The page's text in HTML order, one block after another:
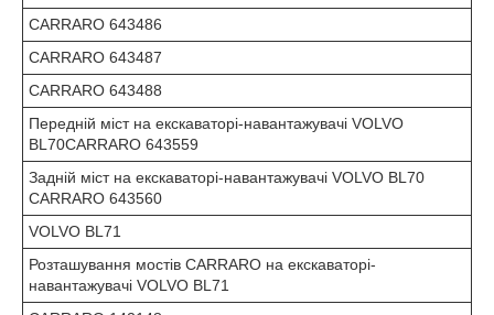
CARRARO 643486
CARRARO 643487
CARRARO 643488
Передній міст на екскаваторі-навантажувачі VOLVO
BL70CARRARO 643559
Задній міст на екскаваторі-навантажувачі VOLVO BL70
CARRARO 643560
VOLVO BL71
Розташування мостів CARRARO на екскаваторі-
навантажувачі VOLVO BL71